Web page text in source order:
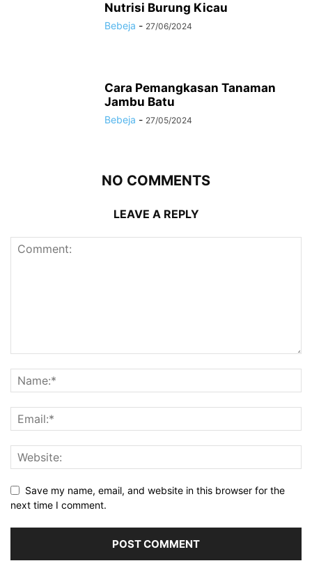
Nutrisi Burung Kicau
Bebeja - 27/06/2024
Cara Pemangkasan Tanaman
Jambu Batu
Bebeja - 27/05/2024
NO COMMENTS
LEAVE A REPLY
Save my name, email, and website in this browser for the
next time I comment.